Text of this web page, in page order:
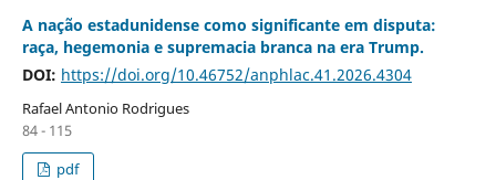
A nação estadunidense como significante em disputa:
raça, hegemonia e supremacia branca na era Trump.
DOI: https://doi.org/10.46752/anphlac.41.2026.4304
Rafael Antonio Rodrigues
84 - 115
pdf